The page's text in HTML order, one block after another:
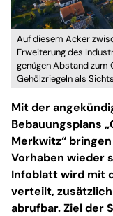
Auf diesem Acker
Erweiterung des
genügen Abstand
Gehölzriegeln als
Mit der
Bebauungsplans
Merkwitz“
Vorhaben wieder
Infoblatt wird mit
verteilt,
abrufbar. Ziel der